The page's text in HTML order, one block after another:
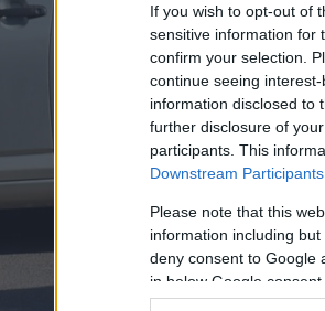
If you wish to opt-out of
sensitive information for
confirm your selection.
continue seeing
information disclosed to
further disclosure of
participants. This
Downstream Participants
Please note that this
information including
deny consent to Google
in below Google consent